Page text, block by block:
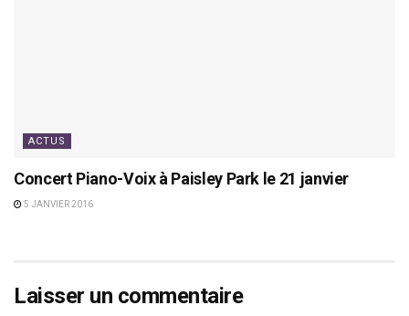
ACTUS
Concert Piano-Voix à Paisley Park le 21 janvier
5 JANVIER 2016
Laisser un commentaire